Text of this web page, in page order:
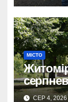
МІСТО
місто
СЕР 4, 2026